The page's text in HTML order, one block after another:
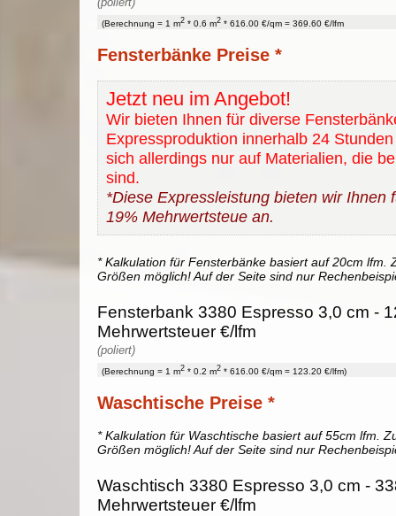
(Berechnung = 1 m2 * 0.6 m2 * 616.00 €/qm = 369.60 €/lfm
Fensterbänke Preise *
Jetzt neu im Angebot!
Wir bieten Ihnen für diverse
Expressproduktion innerhalb 24
sich allerdings nur auf Materialien, die
sind.
*Diese Expressleistung bieten wir Ihnen
19% Mehrwertsteue an.
* Kalkulation für Fensterbänke basiert auf 20cm lfm.
Größen möglich! Auf der Seite sind nur
Fensterbank 3380 Espresso 3,0 cm -
Mehrwertsteuer €/lfm
(poliert)
(Berechnung = 1 m2 * 0.2 m2 * 616.00 €/qm = 123.20 €/lfm)
Waschtische Preise *
* Kalkulation für Waschtische basiert auf 55cm lfm.
Größen möglich! Auf der Seite sind nur
Waschtisch 3380 Espresso 3,0 cm -
Mehrwertsteuer €/lfm